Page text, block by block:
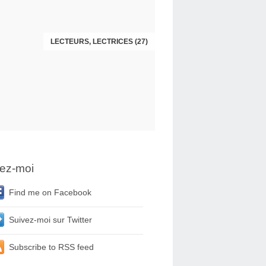
LECTEURS, LECTRICES (27)
LECTEURS, LECTRICES (26)
moi
Find me on Facebook
Suivez-moi sur Twitter
Subscribe to RSS feed